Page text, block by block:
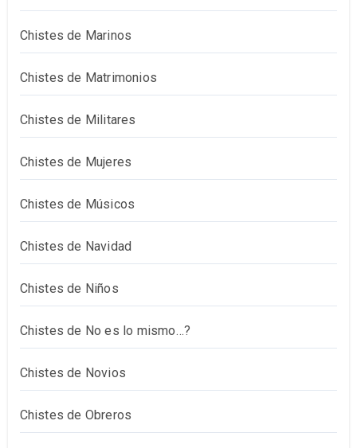
Chistes de Marinos
Chistes de Matrimonios
Chistes de Militares
Chistes de Mujeres
Chistes de Músicos
Chistes de Navidad
Chistes de Niños
Chistes de No es lo mismo…?
Chistes de Novios
Chistes de Obreros